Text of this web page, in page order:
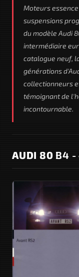
Moteurs
suspensions
du modèle Audi
intermédiaire
catalogue neuf,
générations
collectionneurs
témoignant de
incontournable.
AUDI 80 B4 -